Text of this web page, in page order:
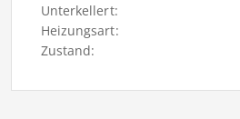
Unterkellert:
Heizungsart:
Zustand: